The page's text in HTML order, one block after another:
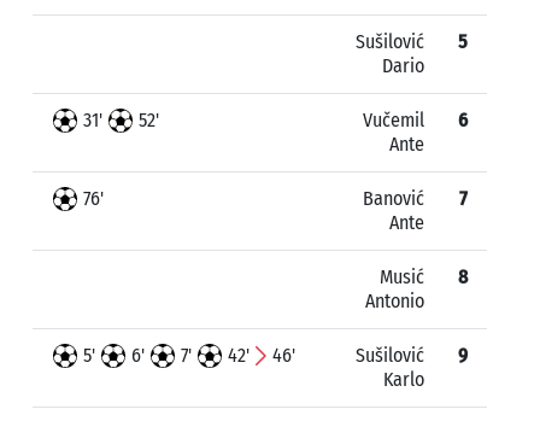
Sušilović
Dario
5
31' 52'
Vučemil
Ante
6
76'
Banović
Ante
7
Musić
Antonio
8
5' 6' 7' 42' 46'
Sušilović
Karlo
9